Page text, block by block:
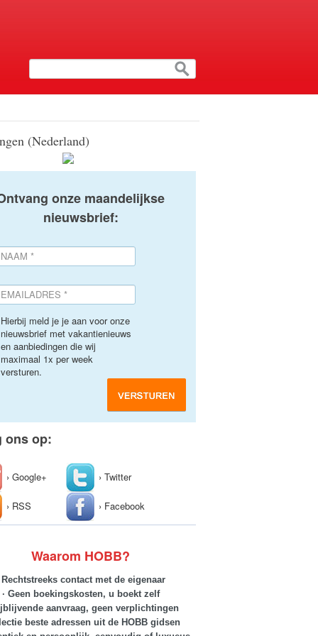
(Nederland)
onze maandelijkse
nieuwsbrief:
Hierbij meld je je aan voor onze
nieuwsbrief met vakantienieuws
en aanbiedingen die wij
maximaal 1x per week
versturen.
ons op:
› Google+ › Twitter
› RSS › Facebook
Waarom HOBB?
Rechtstreeks contact met de eigenaar
· Geen boekingskosten, u boekt zelf
aanvraag, geen verplichtingen
beste adressen uit de HOBB gidsen